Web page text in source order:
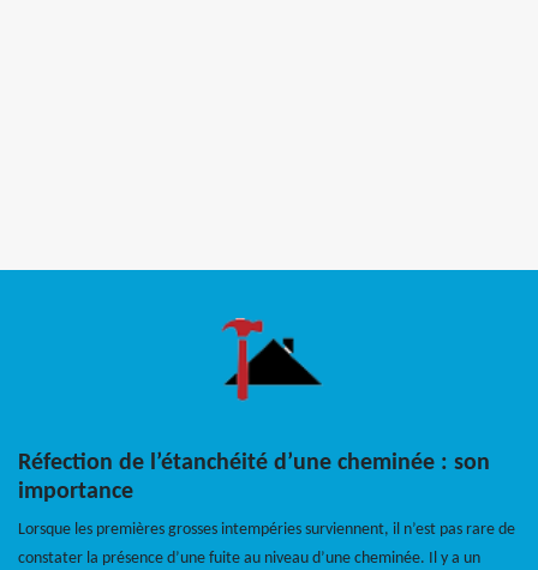
Réfection de l’étanchéité d’une cheminée : son
importance
Lorsque les premières grosses intempéries surviennent, il n’est pas rare de
constater la présence d’une fuite au niveau d’une cheminée. Il y a un